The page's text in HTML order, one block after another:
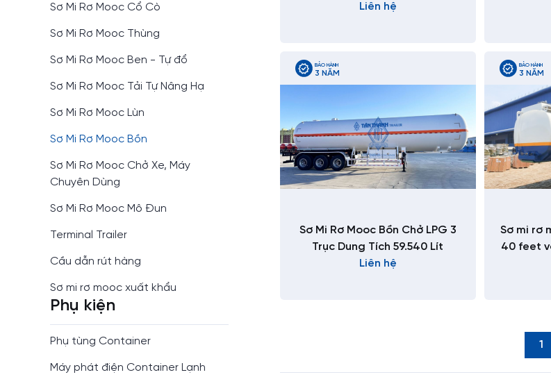
Sơ Mi Rơ Mooc Cổ Cò
Sơ Mi Rơ Mooc Thùng
Sơ Mi Rơ Mooc Ben - Tự đổ
Sơ Mi Rơ Mooc Tải Tự Nâng Hạ
Sơ Mi Rơ Mooc Lùn
Sơ Mi Rơ Mooc Bồn
Sơ Mi Rơ Mooc Chở Xe, Máy
Chuyên Dùng
Sơ Mi Rơ Mooc Mô Đun
Terminal Trailer
Cầu dẫn rút hàng
Sơ mi rơ mooc xuất khẩu
Phụ kiện
Phụ tùng Container
Máy phát điện Container Lạnh
K43-BE-01
Liên hệ
BẢO HÀNH
3 NĂM
Sơ Mi Rơ Mooc Bồn Chở LPG 3
Trục Dung Tích 59.540 Lít
Liên hệ
BẢO HÀNH
3 NĂM
Sơ mi rơ
40 feet
1